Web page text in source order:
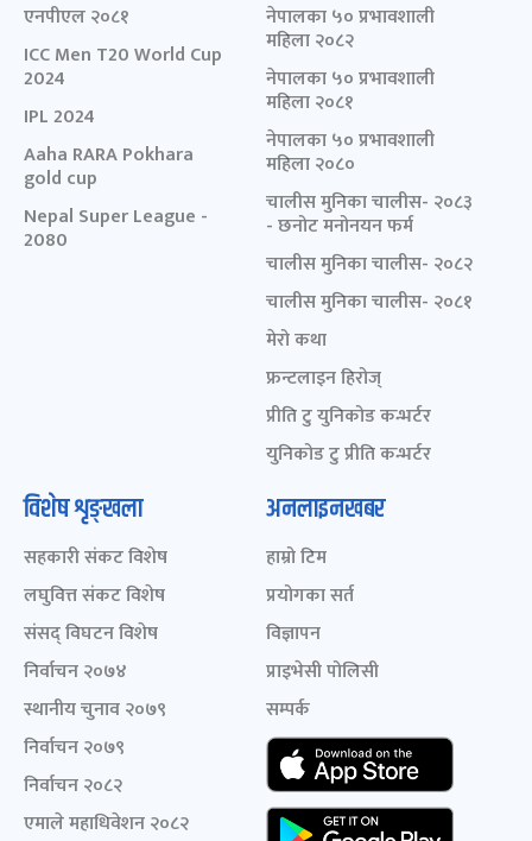
एनपीएल २०८१
ICC Men T20 World Cup
2024
IPL 2024
Aaha RARA Pokhara
gold cup
Nepal Super League -
2080
नेपालका ५० प्रभावशाली
महिला २०८२
नेपालका ५० प्रभावशाली
महिला २०८१
नेपालका ५० प्रभावशाली
महिला २०८०
चालीस मुनिका चालीस- २०८३
- छनोट मनोनयन फर्म
चालीस मुनिका चालीस- २०८२
चालीस मुनिका चालीस- २०८१
मेरो कथा
फ्रन्टलाइन हिरोज्
प्रीति टु युनिकोड कन्भर्टर
युनिकोड टु प्रीति कन्भर्टर
विशेष शृङ्खला
सहकारी संकट विशेष
लघुवित्त संकट विशेष
संसद् विघटन विशेष
निर्वाचन २०७४
स्थानीय चुनाव २०७९
निर्वाचन २०७९
निर्वाचन २०८२
एमाले महाधिवेशन २०८२
अनलाइनखबर
हाम्रो टिम
प्रयोगका सर्त
विज्ञापन
प्राइभेसी पोलिसी
सम्पर्क